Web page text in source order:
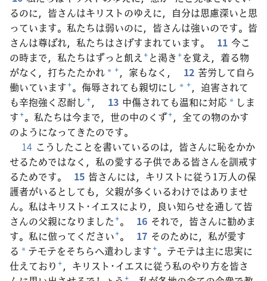
るのに，皆さんはキリストのゆえに，自分は思慮深いと思
っています。私たちは弱いのに，皆さんは強いのです。皆
さんは尊ばれ，私たちはさげすまれています。
11 今こ
の時まで，私たちはずっと飢え+と渇き+を覚え，着る物
がなく，打ちたたかれ * +，家もなく， 12 苦労して自ら
働いています+。侮辱されても親切にし * +，迫害されて
も辛抱強く忍耐し+， 13 中傷されても温和に対応 * しま
す+。私たちは今まで，世の中のくず+，全ての物のかす
のようになってきたのです。
14 こうしたことを書いているのは，皆さんに恥をかか
せるためではなく，私の愛する子供である皆さんを訓戒す
るためです。
15 皆さんには，キリストに従う1万人の保
護者がいるとしても，父親が多くいるわけではありませ
ん。私はキリスト･イエスにより，良い知らせを通して皆
さんの父親になりました+。 16 それで，皆さんに勧めま
す。私に倣ってください+。 17 そのために，私が愛す
る * テモテをそちらへ遣わします+。テモテは主に忠実に
仕えており +，キリスト･イエスに従う私のやり方を皆さ